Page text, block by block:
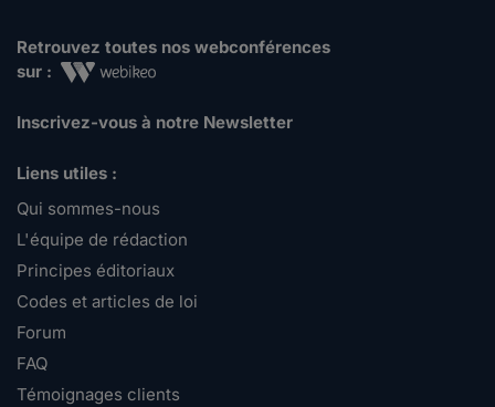
Retrouvez toutes nos webconférences
sur :
Inscrivez-vous à notre Newsletter
Liens utiles :
Qui sommes-nous
L'équipe de rédaction
Principes éditoriaux
Codes et articles de loi
Forum
FAQ
Témoignages clients